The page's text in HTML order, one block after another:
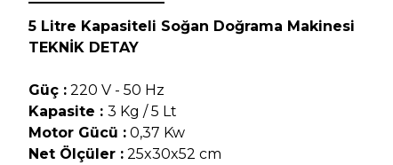
5 Litre Kapasiteli Soğan Doğrama Makinesi
TEKNİK DETAY
Güç : 220 V - 50 Hz
Kapasite : 3 Kg / 5 Lt
Motor Gücü : 0,37 Kw
Net Ölçüler : 25x30x52 cm